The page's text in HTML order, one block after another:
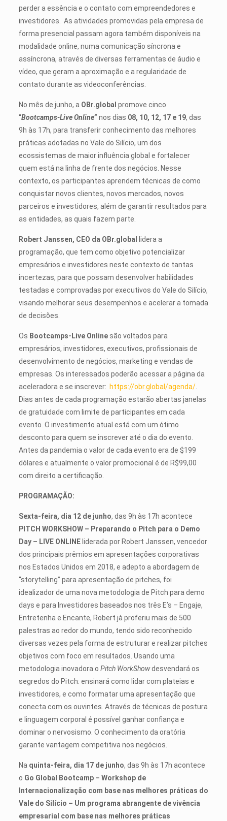
perder a essência e o contato com empreendedores e
investidores. As atividades promovidas pela empresa de
forma presencial passam agora também disponíveis na
modalidade online, numa comunicação síncrona e
assíncrona, através de diversas ferramentas de áudio e
vídeo, que geram a aproximação e a regularidade de
contato durante as videoconferências.
No mês de junho, a OBr.global promove cinco
“Bootcamps-Live Online” nos dias 08, 10, 12, 17 e 19, das
9h às 17h, para transferir conhecimento das melhores
práticas adotadas no Vale do Silício, um dos
ecossistemas de maior influência global e fortalecer
quem está na linha de frente dos negócios. Nesse
contexto, os participantes aprendem técnicas de como
conquistar novos clientes, novos mercados, novos
parceiros e investidores, além de garantir resultados para
as entidades, as quais fazem parte.
Robert Janssen, CEO da OBr.global
lidera a
programação, que tem como objetivo potencializar
empresários e investidores neste contexto de tantas
incertezas, para que possam desenvolver habilidades
testadas e comprovadas por executivos do Vale do Silício,
visando melhorar seus desempenhos e acelerar a tomada
de decisões.
Os Bootcamps-Live Onlinesão voltados para
empresários, investidores, executivos, profissionais de
desenvolvimento de negócios, marketing e vendas de
empresas. Os interessados poderão acessar a página da
aceleradora e se inscrever: https://obr.global/agenda/.
Dias antes de cada programação estarão abertas janelas
de gratuidade com limite de participantes em cada
evento. O investimento atual está com um ótimo
desconto para quem se inscrever até o dia do evento.
Antes da pandemia o valor de cada evento era de $199
dólares e atualmente o valor promocional é de R$99,00
com direito a certificação.
PROGRAMAÇÃO:
Sexta-feira, dia 12 de junho, das 9h às 17h acontece
PITCH WORKSHOW – Preparando o Pitch para o Demo
Day – LIVE ONLINEliderada por Robert Janssen, vencedor
dos principais prêmios em apresentações corporativas
nos Estados Unidos em 2018, e adepto a abordagem de
“storytelling” para apresentação de pitches, foi
idealizador de uma nova metodologia de Pitch para demo
days e para Investidores baseados nos três E’s – Engaje,
Entretenha e Encante, Robert jà proferiu mais de 500
palestras ao redor do mundo, tendo sido reconhecido
diversas vezes pela forma de estruturar e realizar pitches
objetivos com foco em resultados. Usando uma
metodologia inovadora o Pitch WorkShowdesvendará os
segredos do Pitch: ensinará como lidar com plateias e
investidores, e como formatar uma apresentação que
conecta com os ouvintes. Através de técnicas de postura
e linguagem corporal é possível ganhar confiança e
dominar o nervosismo. O conhecimento da oratória
garante vantagem competitiva nos negócios.
Na quinta-feira, dia 17 de junho, das 9h às 17h acontece
o Go Global Bootcamp – Workshop de
Internacionalização com base nas melhores práticas do
Vale do Silício – Um programa abrangente de vivência
empresarial com base nas melhores práticas